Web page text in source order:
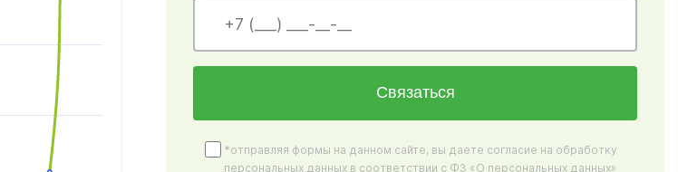
Связаться
*отправляя формы на данном сайте, вы даете согласие на обработку
персональных данных в соответствии с ФЗ «О персональных данных»